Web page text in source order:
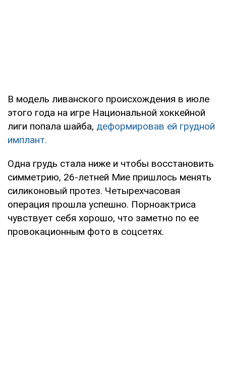
В модель ливанского происхождения в июле
этого года на игре Национальной хоккейной
лиги попала шайба, деформировав ей грудной
имплант.
Одна грудь стала ниже и чтобы восстановить
симметрию, 26-летней Мие пришлось менять
силиконовый протез. Четырехчасовая
операция прошла успешно. Порноактриса
чувствует себя хорошо, что заметно по ее
провокационным фото в соцсетях.